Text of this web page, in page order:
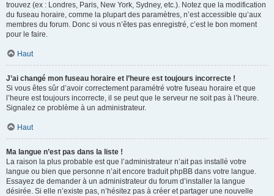
trouvez (ex : Londres, Paris, New York, Sydney, etc.). Notez que la modification
du fuseau horaire, comme la plupart des paramètres, n’est accessible qu’aux
membres du forum. Donc si vous n’êtes pas enregistré, c’est le bon moment
pour le faire.
Haut
J’ai changé mon fuseau horaire et l’heure est toujours incorrecte !
Si vous êtes sûr d’avoir correctement paramétré votre fuseau horaire et que
l’heure est toujours incorrecte, il se peut que le serveur ne soit pas à l’heure.
Signalez ce problème à un administrateur.
Haut
Ma langue n’est pas dans la liste !
La raison la plus probable est que l’administrateur n’ait pas installé votre
langue ou bien que personne n’ait encore traduit phpBB dans votre langue.
Essayez de demander à un administrateur du forum d’installer la langue
désirée. Si elle n’existe pas, n’hésitez pas à créer et partager une nouvelle